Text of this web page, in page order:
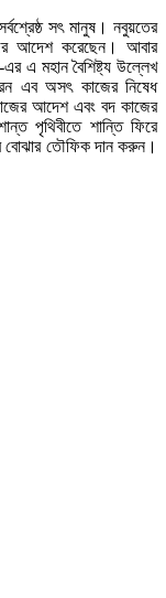
সৎ মানুষ। নবুয়তের
আদেশ করেছেন। আবার
এ মহান বৈশিষ্ট্য উল্লেখ
এব অসৎ কাজের নিষেধ
আদেশ এবং বদ কাজের
পৃথিবীতে শান্তি ফিরে
তৌফিক দান করুন।